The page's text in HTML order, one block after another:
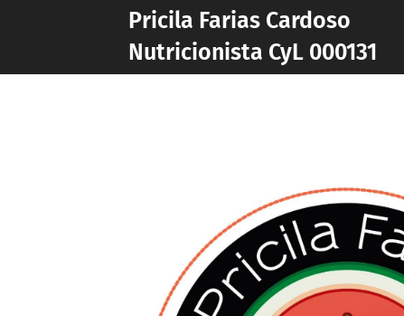
Pricila Farias Cardoso
Nutricionista CyL 000131